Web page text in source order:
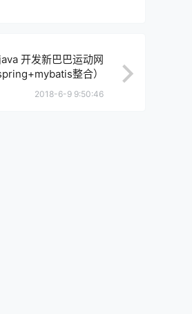
java 开发新巴巴运动网
整合）
2018-6-9 9:50:46